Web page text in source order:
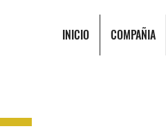
INICIO COMPAÑIA